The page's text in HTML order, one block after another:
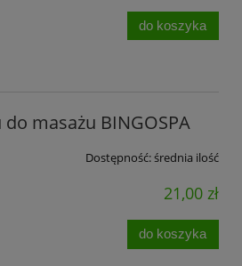
do koszyka
masażu BINGOSPA
Dostępność:średnia ilość
21,00 zł
do koszyka